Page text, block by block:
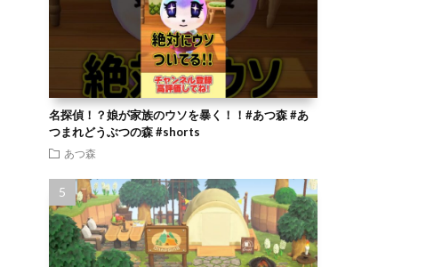
名探偵！？娘が家族のウソを暴く！！#あつ森 #あ
つまれどうぶつの森 #shorts
あつ森